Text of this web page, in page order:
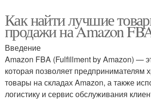
Как найти лучшие
продажи на Amazon
Введение
Amazon FBA (Fulfillment by Amazon) —
которая позволяет предпринимателям
товары на складах Amazon, а также
логистику и сервис обслуживания